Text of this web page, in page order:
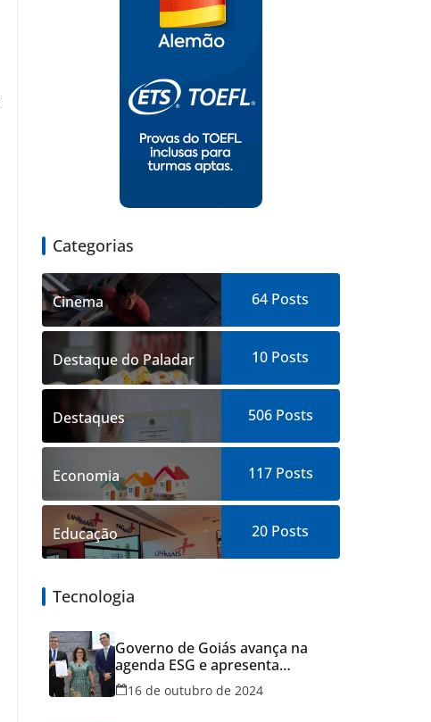
Categorias
Cinema 64 Posts
Destaque do Paladar 10 Posts
Destaques 506Posts
Economia 117Posts
Educação 20 Posts
Tecnologia
Governo de Goiás avança na
agenda ESG e apresenta
resultados do Recicla Goiás
16 de outubro de 2024